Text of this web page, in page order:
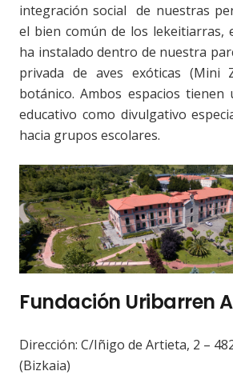
integración social de nuestras
el bien común de los lekeitiarras,
ha instalado dentro de nuestra
privada de aves exóticas (Mini
botánico. Ambos espacios
educativo como divulgativo
hacia grupos escolares.
Fundación Uribarren
Dirección: C/Iñigo de Artieta, 2 –
(Bizkaia)